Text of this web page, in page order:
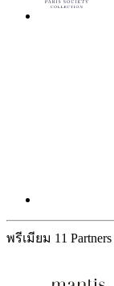
พรีเมียม 11 Partners